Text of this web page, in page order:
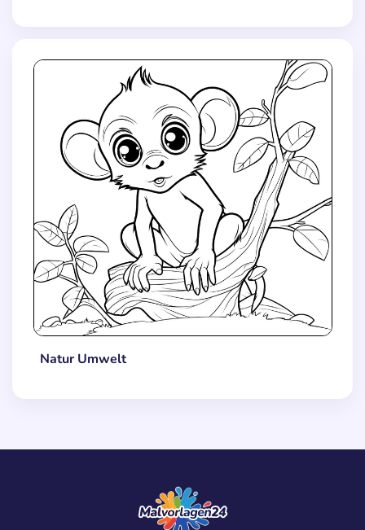
Natur Umwelt